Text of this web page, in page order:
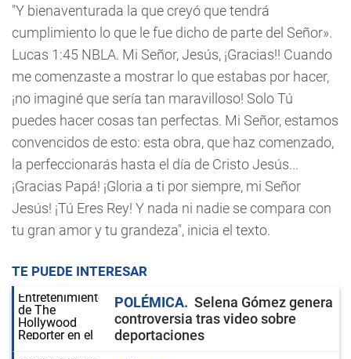
"Y bienaventurada la que creyó que tendrá
cumplimiento lo que le fue dicho de parte del Señor».
Lucas 1:45 NBLA. Mi Señor, Jesús, ¡Gracias!! Cuando
me comenzaste a mostrar lo que estabas por hacer,
¡no imaginé que sería tan maravilloso! Solo Tú
puedes hacer cosas tan perfectas. Mi Señor, estamos
convencidos de esto: esta obra, que haz comenzado,
la perfeccionarás hasta el día de Cristo Jesús...
¡Gracias Papá! ¡Gloria a ti por siempre, mi Señor
Jesús! ¡Tú Eres Rey! Y nada ni nadie se compara con
tu gran amor y tu grandeza", inicia el texto.
TE PUEDE INTERESAR
POLÉMICA
Selena Gómez genera
controversia tras video sobre
deportaciones